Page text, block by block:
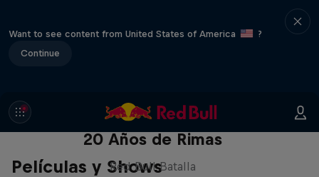
Want to see content from United States of America
?
Continue
Películas y Shows
Red Bull Batalla Nueva Historia:
20 Años de Rimas
Red Bull Batalla